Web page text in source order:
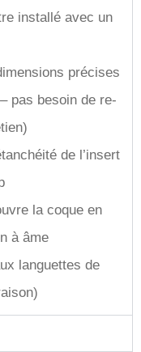
installé avec un
précises
pas besoin de re-
de l’insert
la coque en
à âme
languettes de